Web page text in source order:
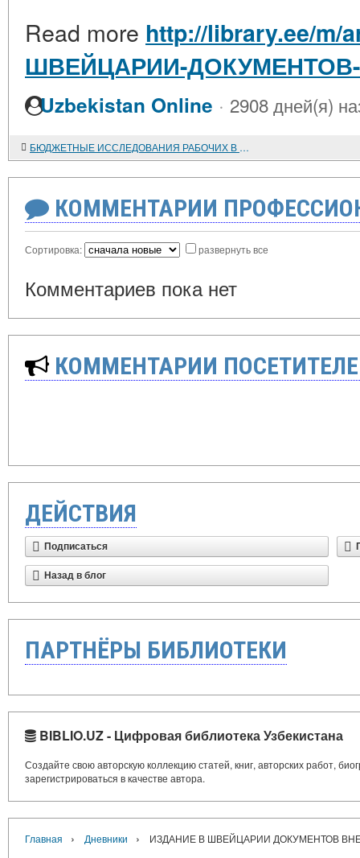
Read more http://library.ee/
ШВЕЙЦАРИИ-
Uzbekistan Online · 2908 дней(я)
БЮДЖЕТНЫЕ ИССЛЕДОВАНИЯ РАБОЧИХ В ДОРЕВОЛЮЦИОННОЙ РОССИИ
КОММЕНТАРИИ
Сортировка: развернуть все
Комментариев пока нет
КОММЕНТАРИИ
ДЕЙСТВИЯ
Подписаться
Назад в блог
ПАРТНЁРЫ БИБЛИОТЕКИ
BIBLIO.UZ - Цифровая библиотека Узбекистана
Создайте свою авторскую коллекцию статей, книг, авторских работ,
зарегистрироваться в качестве автора.
Главная › Дневники › ИЗДАНИЕ В ШВЕЙЦАРИИ ДОКУМЕНТОВ